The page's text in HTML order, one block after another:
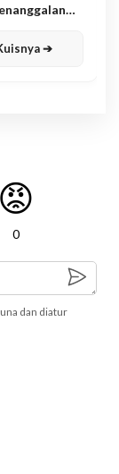
➔
😡
0
dan diatur